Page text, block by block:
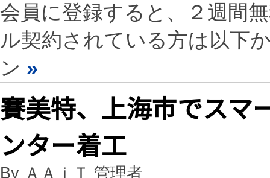
会員に登録すると、２週間
ル契約されている方は以下
ン »
賽美特、上海市でスマ
ンター着工
By ＡＡｉＴ 管理者